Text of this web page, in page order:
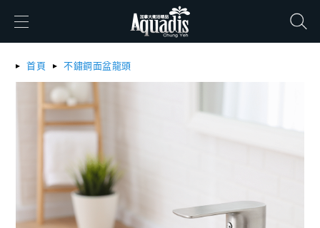
首頁 不鏽鋼面盆龍頭